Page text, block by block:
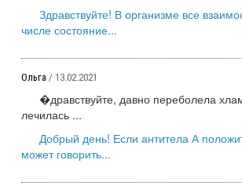
Здравствуйте! В организме все
числе состояние...
Ольга / 13.02.2021
�дравствуйте, давно переболела
лечилась ...
Добрый день! Если антитела А
может говорить...